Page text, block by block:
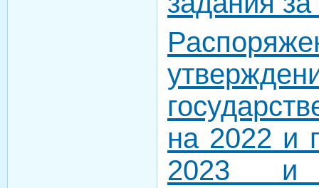
на 2022 и
2023 и